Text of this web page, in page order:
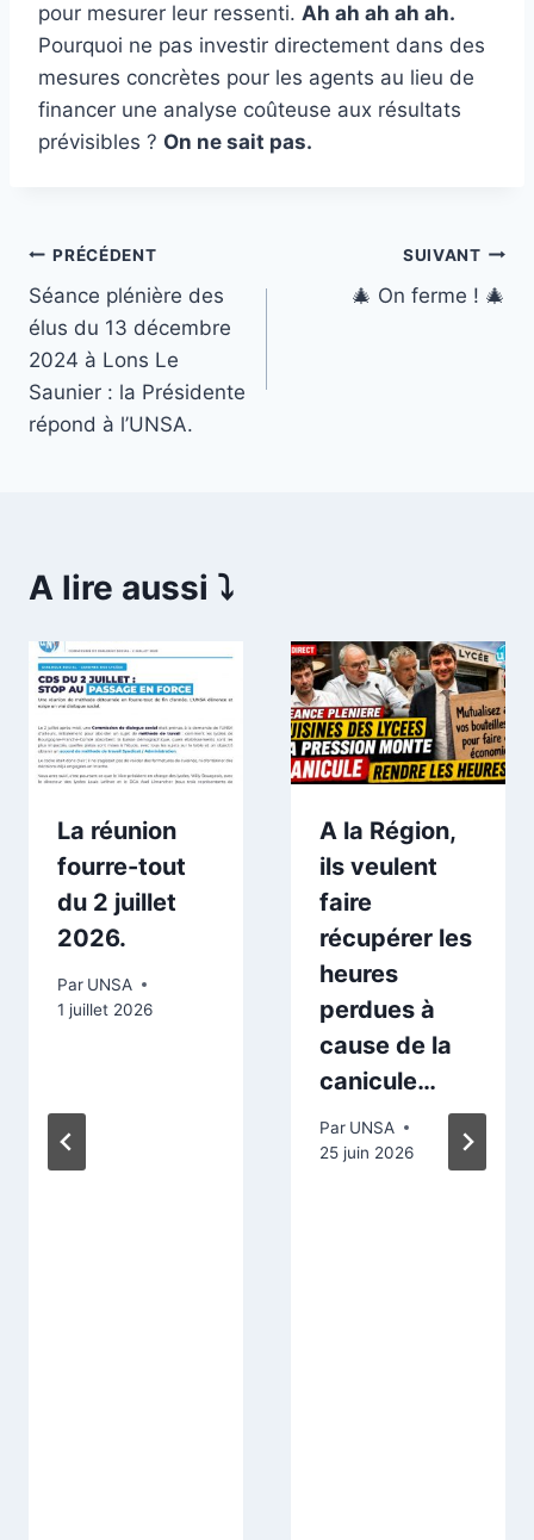
pour mesurer leur ressenti. Ah ah ah ah ah.
Pourquoi ne pas investir directement dans des
mesures concrètes pour les agents au lieu de
financer une analyse coûteuse aux résultats
prévisibles ? On ne sait pas.
Navigation
de
l’article
PRÉCÉDENT
Séance plénière des
élus du 13 décembre
2024 à Lons Le
Saunier : la Présidente
répond à l’UNSA.
SUIVANT
🎄 On ferme ! 🎄
A lire aussi ⤵️
La réunion
fourre-tout
du 2 juillet
2026.
Par UNSA
1 juillet 2026
A la Région,
ils veulent
faire
récupérer les
heures
perdues à
cause de la
canicule…
Par UNSA
25 juin 2026